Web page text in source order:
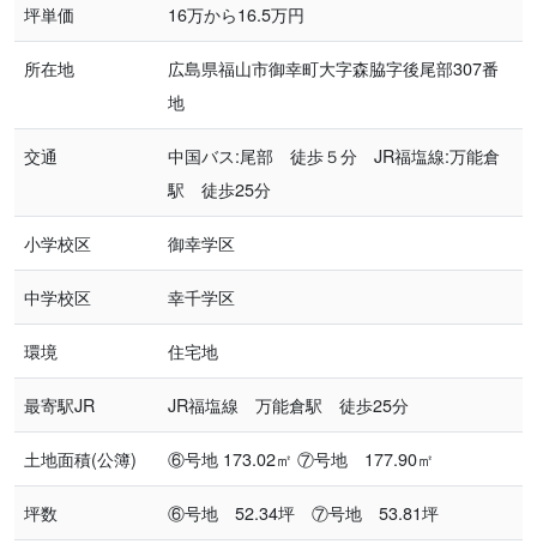
坪単価 16万から16.5万円
所在地
広島県福山市御幸町大字森脇字後尾部307番
地
交通
中国バス:尾部 徒歩５分 JR福塩線:万能倉
駅 徒歩25分
小学校区 御幸学区
中学校区 幸千学区
環境 住宅地
最寄駅JR JR福塩線 万能倉駅 徒歩25分
土地面積(公簿) ⑥号地 173.02㎡ ⑦号地 177.90㎡
坪数 ⑥号地 52.34坪 ⑦号地 53.81坪